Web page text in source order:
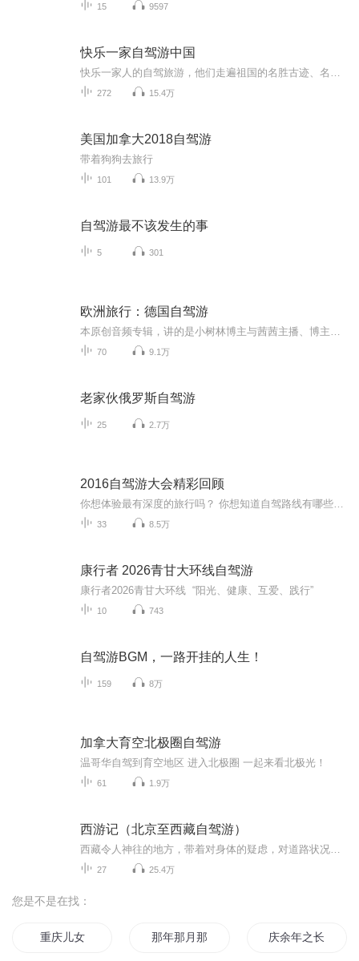
15 9597
快乐一家自驾游中国
272 15.4万
美国加拿大2018自驾游
带着狗狗去旅行
101 13.9万
自驾游最不该发生的事
5 301
欧洲旅行：德国自驾游
70 9.1万
老家伙俄罗斯自驾游
25 2.7万
2016自驾游大会精彩回顾
33 8.5万
康行者 2026青甘大环线自驾游
康行者2026青甘大环线 “阳光、健康、互爱、践行”
10 743
自驾游BGM，一路开挂的人生！
159 8万
加拿大育空北极圈自驾游
温哥华自驾到育空地区 进入北极圈 一起来看北极光！
61 1.9万
西游记（北京至西藏自驾游）
27 25.4万
您是不是在找：
重庆儿女 那年那月那时节 庆余年之长歌行